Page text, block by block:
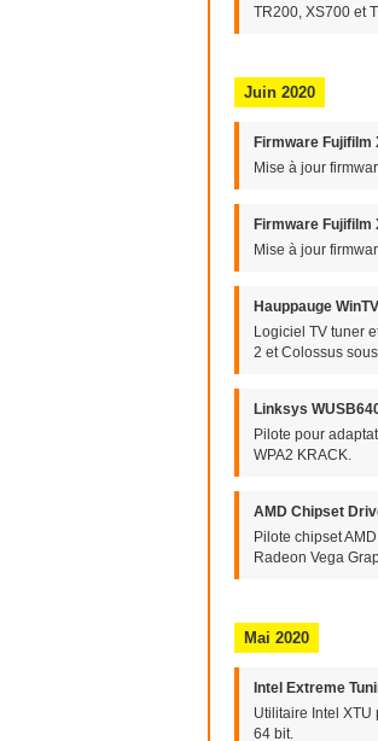
TR200, XS700 et
Juin 2020
Firmware Fujifilm
Mise à jour
Firmware Fujifilm
Mise à jour
Hauppauge
Logiciel TV tuner
2 et Colossus
Linksys
Pilote pour
WPA2 KRACK.
AMD Chipset
Pilote chipset
Radeon Vega
Mai 2020
Intel Extreme
Utilitaire Intel
64 bit.